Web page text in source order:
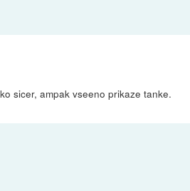
sicer, ampak vseeno prikaze tanke.